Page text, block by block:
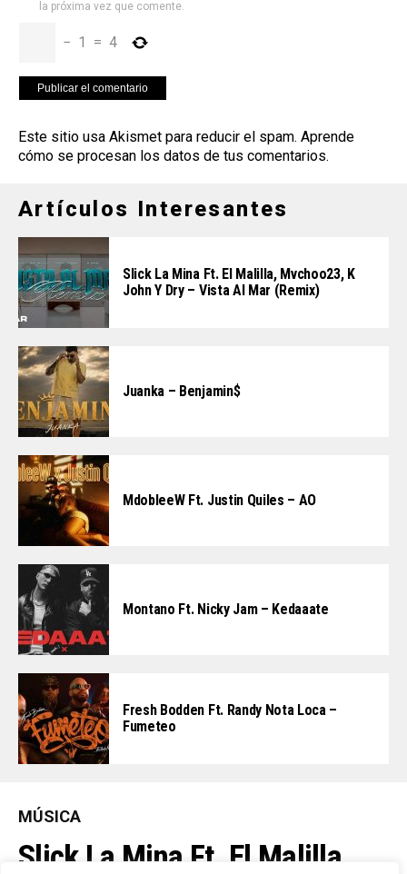
la próxima vez que comente.
− 1 = 4
Este sitio usa Akismet para reducir el spam. Aprende
cómo se procesan los datos de tus comentarios.
Artículos Interesantes
Slick La Mina Ft. El Malilla, Mvchoo23, K
John Y Dry – Vista Al Mar (Remix)
Juanka – Benjamin$
MdobleeW Ft. Justin Quiles – AO
Montano Ft. Nicky Jam – Kedaaate
Fresh Bodden Ft. Randy Nota Loca –
Fumeteo
MÚSICA
Slick La Mina Ft. El Malilla,